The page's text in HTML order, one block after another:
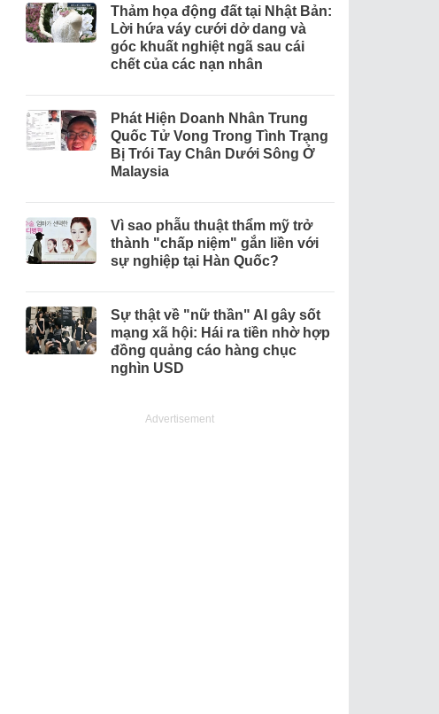
Thảm họa động đất tại Nhật Bản:
Lời hứa váy cưới dở dang và
góc khuất nghiệt ngã sau cái
chết của các nạn nhân
Phát Hiện Doanh Nhân Trung
Quốc Tử Vong Trong Tình Trạng
Bị Trói Tay Chân Dưới Sông Ở
Malaysia
Vì sao phẫu thuật thẩm mỹ trở
thành "chấp niệm" gắn liền với
sự nghiệp tại Hàn Quốc?
Sự thật về "nữ thần" AI gây sốt
mạng xã hội: Hái ra tiền nhờ hợp
đồng quảng cáo hàng chục
nghìn USD
Advertisement